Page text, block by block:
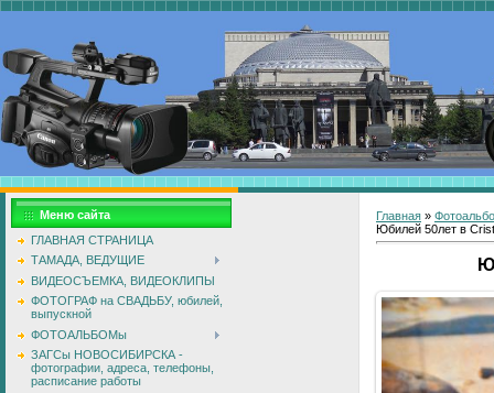
Меню сайта
ГЛАВНАЯ СТРАНИЦА
ТАМАДА, ВЕДУЩИЕ
ВИДЕОСЪЕМКА, ВИДЕОКЛИПЫ
ФОТОГРАФ на СВАДЬБУ, юбилей,
выпускной
ФОТОАЛЬБОМы
ЗАГСы НОВОСИБИРСКА -
фотографии, адреса, телефоны,
расписание работы
Главная »
Юбилей 50лет в